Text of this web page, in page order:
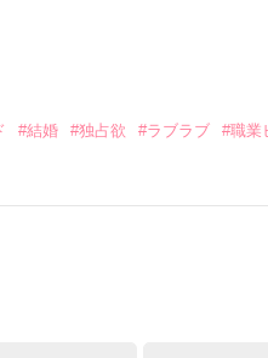
#結婚 #独占欲 #ラブラブ #職業
きなりプロポーズをしてきた上